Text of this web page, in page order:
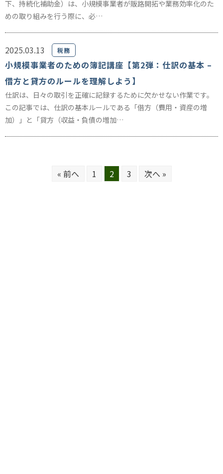
下、持続化補助金）は、小規模事業者が販路開拓や業務効率化のた
めの取り組みを行う際に、必…
2025.03.13 税務
小規模事業者のための簿記講座【第2弾：仕訳の基本 –
借方と貸方のルールを理解しよう】
仕訳は、日々の取引を正確に記録するために欠かせない作業です。
この記事では、仕訳の基本ルールである「借方（費用・資産の増
加）」と「貸方（収益・負債の増加…
« 前へ 1 2 3 次へ »